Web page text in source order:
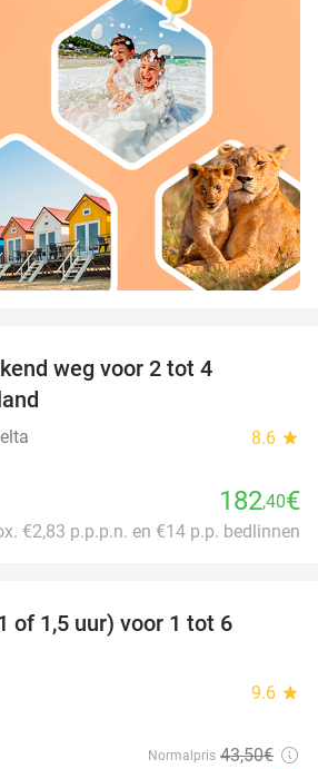
weg voor 2 tot 4
8.6 star
182,40€
€2,83 p.p.p.n. en €14 p.p. bedlinnen
of 1,5 uur) voor 1 tot 6
9.6 star
Normalpris 43,50€